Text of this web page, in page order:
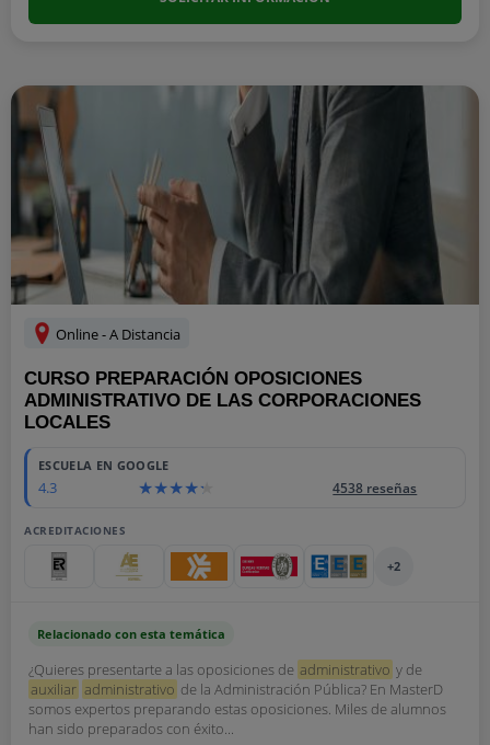
Online - A Distancia
CURSO PREPARACIÓN OPOSICIONES
ADMINISTRATIVO DE LAS CORPORACIONES
LOCALES
ESCUELA EN GOOGLE
4.3 4538 reseñas
ACREDITACIONES
+2
Relacionado con esta temática
¿Quieres presentarte a las oposiciones de administrativo y de
auxiliar administrativo de la Administración Pública? En MasterD
somos expertos preparando estas oposiciones. Miles de alumnos
han sido preparados con éxito...